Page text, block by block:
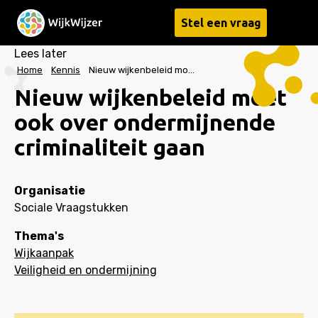
Stel een vraag
Home Kennis Nieuw wijkenbeleid moet ook over ondermijnende criminaliteit gaan
Lees later
Nieuw wijkenbeleid moet
ook over ondermijnende
criminaliteit gaan
Organisatie
Sociale Vraagstukken
Thema's
Wijkaanpak
Veiligheid en ondermijning